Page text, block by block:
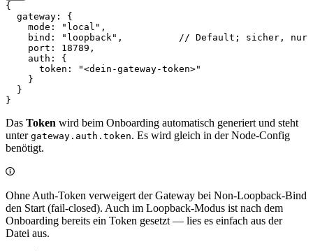
{
  gateway
: {
    mode
: "local" ,
    bind
: "loopback" , // Default; sicher, nur
    port
: 18789 ,
    auth
: {
      token
:
"<dein-gateway-token>"
    }
  }
}
Das Token wird beim Onboarding automatisch generiert und steht
unter gateway.auth.token. Es wird gleich in der Node-Config
benötigt.
Ohne Auth-Token verweigert der Gateway bei Non-Loopback-Bind
den Start (fail-closed). Auch im Loopback-Modus ist nach dem
Onboarding bereits ein Token gesetzt — lies es einfach aus der
Datei aus.